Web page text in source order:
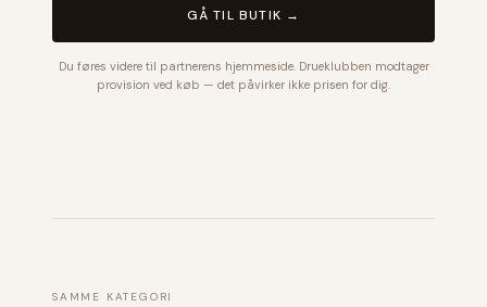
GÅ TIL BUTIK →
Du føres videre til partnerens hjemmeside. Drueklubben modtager
provision ved køb — det påvirker ikke prisen for dig.
SAMME KATEGORI